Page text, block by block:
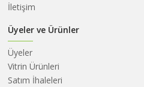
ANASAYFA
KATEGORİ
HAKKIMIZDA
İletişim
Üyeler ve Ürünler
Üyeler
Vitrin Ürünleri
Satım İhaleleri